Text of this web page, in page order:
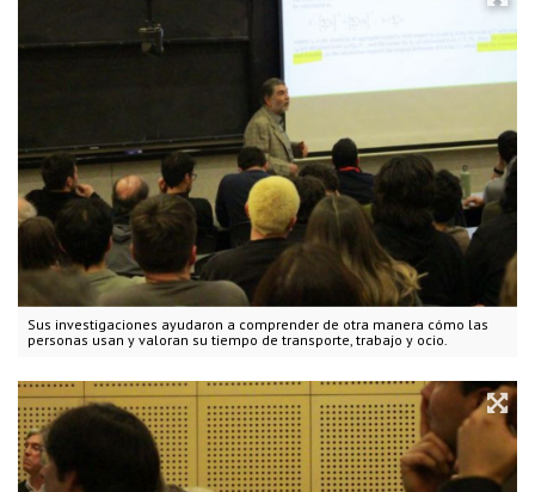
Sus investigaciones ayudaron a comprender de otra manera cómo las
personas usan y valoran su tiempo de transporte, trabajo y ocio.